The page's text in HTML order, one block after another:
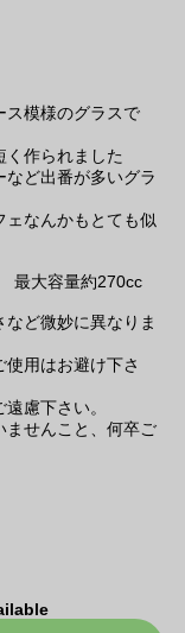
ス模様のグラスで
作られました
ど出番が多いグラ
ェなんかもとても似
大容量約270cc
ど微妙に異なりま
用はお避け下さ
慮下さい。
ませんこと、何卒ご